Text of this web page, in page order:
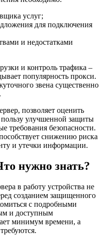
услуг;
для подключения
и недостатками
и контроль трафика –
популярность прокси.
звена существенно
позволяет оценить
улучшенной защиты
требования безопасности.
снижению риска
и утечки информации.
нужно знать?
в работу устройства не
созданием защищенного
с подробными
и доступным
минимум времени, а